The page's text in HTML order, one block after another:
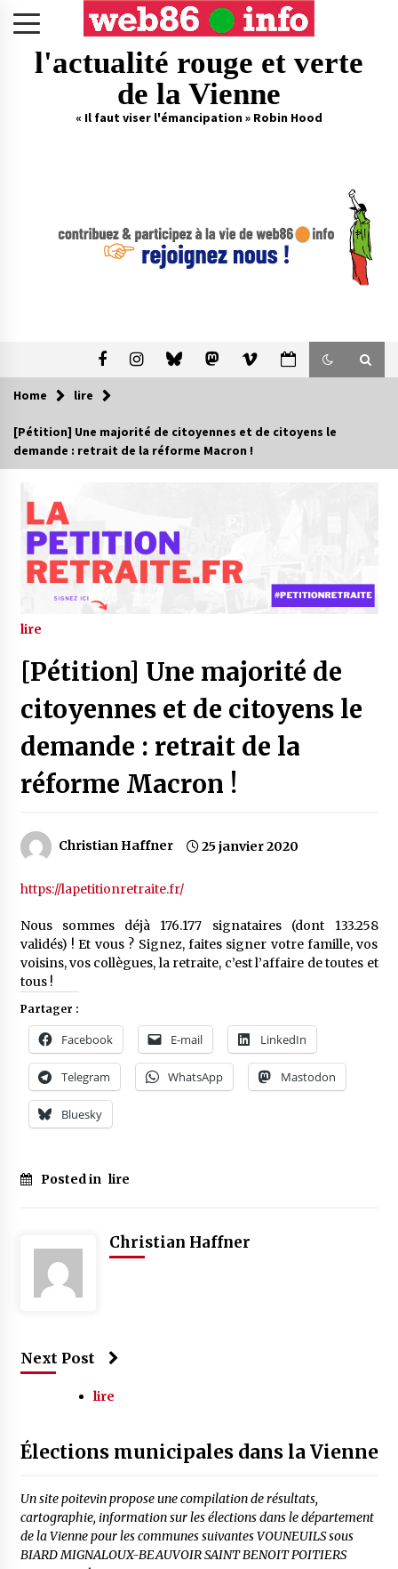
l'actualité rouge et verte
de la Vienne
« Il faut viser l'émancipation » Robin Hood
Home lire
[Pétition] Une majorité de citoyennes et de citoyens le
demande : retrait de la réforme Macron !
lire
[Pétition] Une majorité de
citoyennes et de citoyens le
demande : retrait de la
réforme Macron !
Christian Haffner 25 janvier 2020
https://lapetitionretraite.fr/
Nous sommes déjà 176.177 signataires (dont 133.258
validés) ! Et vous ? Signez, faites signer votre famille, vos
voisins, vos collègues, la retraite, c’est l’affaire de toutes et
tous !
Partager :
Facebook E-mail LinkedIn
Telegram WhatsApp Mastodon
Bluesky
Posted in lire
Christian Haffner
Next Post
lire
Élections municipales dans la Vienne
Un site poitevin propose une compilation de résultats,
cartographie, information sur les élections dans le département
de la Vienne pour les communes suivantes VOUNEUILS sous
BIARD MIGNALOUX-BEAUVOIR SAINT BENOIT POITIERS